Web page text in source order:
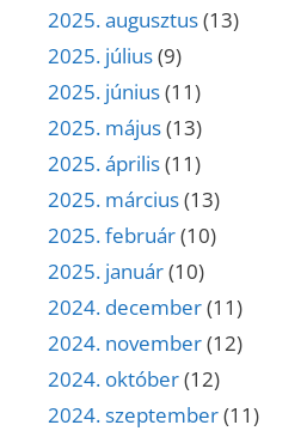
2025. augusztus(13)
2025. július(9)
2025. június(11)
2025. május(13)
2025. április(11)
2025. március(13)
2025. február(10)
2025. január(10)
2024. december(11)
2024. november(12)
2024. október(12)
2024. szeptember(11)